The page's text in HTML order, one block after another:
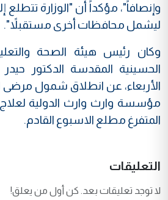
وإنصافاً"، مؤكداً أن "الوزارة تتطلع
ليشمل محافظات أخرى مستقبلاً".
وكان رئيس هيئة الصحة
الحسينية المقدسة الدكتور
الأربعاء، عن انطلاق شمول مرضى
مؤسسة وارث وارث الدولية لعلاج
المتفرغ مطلع الاسبوع القادم.
التعليقات
لا توجد تعليقات بعد. كن أول من يعلق!